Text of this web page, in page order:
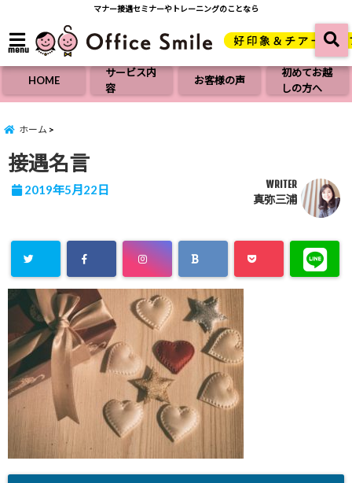
マナー接遇セミナーやトレーニングのことなら
menu
HOME
サービス内
容
お客様の声
初めてお越
しの方へ
ホーム
接遇名言
2019年5月22日 WRITER
真弥三浦